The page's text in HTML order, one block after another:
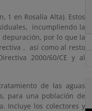
1 en Rosalía Alta). Estos
incumpliendo la
depuración, por lo que la
, así como al resto
2000/60/CE y al
de las aguas
para una población de
Incluye los colectores y